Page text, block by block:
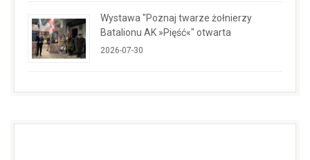
Wystawa "Poznaj twarze żołnierzy
Batalionu AK »Pięść«" otwarta
2026-07-30